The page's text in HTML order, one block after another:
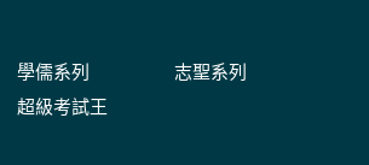
學儒系列
志聖系列
超級考試王